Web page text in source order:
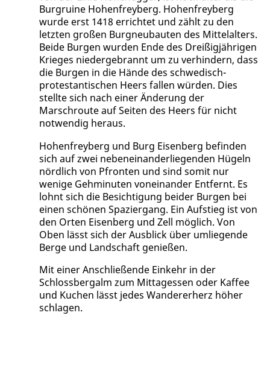
Burgruine Hohenfreyberg. Hohenfreyberg
wurde erst 1418 errichtet und zählt zu den
letzten großen Burgneubauten des Mittelalters.
Beide Burgen wurden Ende des Dreißigjährigen
Krieges niedergebrannt um zu verhindern, dass
die Burgen in die Hände des schwedisch-
protestantischen Heers fallen würden. Dies
stellte sich nach einer Änderung der
Marschroute auf Seiten des Heers für nicht
notwendig heraus.
Hohenfreyberg und Burg Eisenberg befinden
sich auf zwei nebeneinanderliegenden Hügeln
nördlich von Pfronten und sind somit nur
wenige Gehminuten voneinander Entfernt. Es
lohnt sich die Besichtigung beider Burgen bei
einen schönen Spaziergang. Ein Aufstieg ist von
den Orten Eisenberg und Zell möglich. Von
Oben lässt sich der Ausblick über umliegende
Berge und Landschaft genießen.
Mit einer Anschließende Einkehr in der
Schlossbergalm zum Mittagessen oder Kaffee
und Kuchen lässt jedes Wandererherz höher
schlagen.